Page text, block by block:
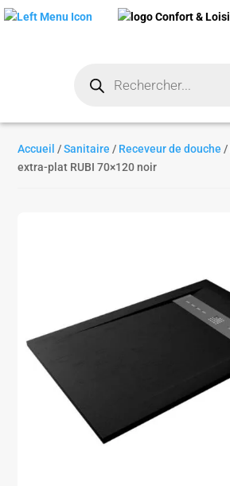
produits
Accueil /Sanitaire / Receveur de douche /
extra-plat RUBI 70×120 noir